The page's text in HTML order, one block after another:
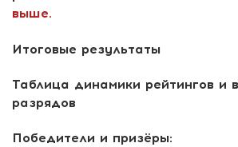
выше.
Итоговые результаты
Таблица динамики рейтингов и
разрядов
Победители и призёры: